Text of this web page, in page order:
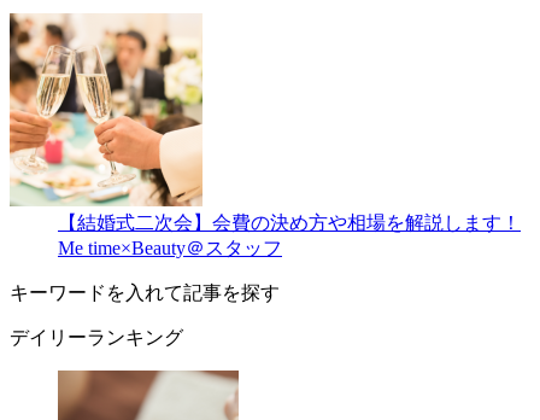
【結婚式二次会】会費の決め方や相場を解説します！
Me time×Beauty＠スタッフ
キーワードを入れて記事を探す
デイリーランキング